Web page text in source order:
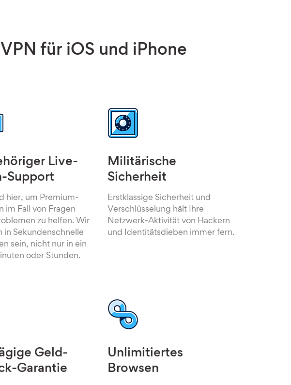
für iOS und iPhone
Live-
Support
hier, um Premium-
im Fall von Fragen
zu helfen. Wir
in Sekundenschnelle
sein, nicht nur in ein
oder Stunden.
Militärische
Sicherheit
Erstklassige Sicherheit und
Verschlüsselung hält Ihre
Netzwerk-Aktivität von Hackern
und Identitätsdieben immer fern.
Geld-
Garantie
Unlimitiertes
Browsen